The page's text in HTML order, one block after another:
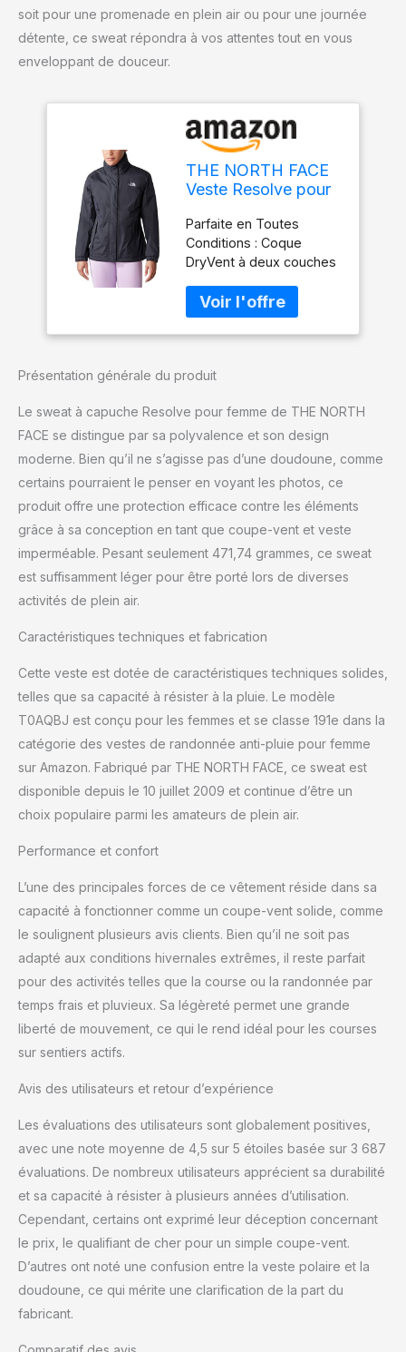
soit pour une promenade en plein air ou pour une journée
détente, ce sweat répondra à vos attentes tout en vous
enveloppant de douceur.
THE NORTH FACE
Veste Resolve pour
XL
Parfaite en Toutes
Conditions : Coque
DryVent à deux couches
et aux coutures scellées,
avec doublure en maille,
idéale pour toutes les
Capuche Entièrement
dotée d'une capuche qui
se range dans le col
Never Stop Exploring:
Tous les produits The
North Face sont conçus
pour le grand air en
tenant compte de la
qualité et du style
Poches à mains
vos objets de valeur
Supplémentaires: Ourlet
réglable avec cordon de
serrage et poignets
Présentation générale du produit
Le sweat à capuche Resolve pour femme de THE NORTH
FACE se distingue par sa polyvalence et son design
moderne. Bien qu’il ne s’agisse pas d’une doudoune, comme
certains pourraient le penser en voyant les photos, ce
produit offre une protection efficace contre les éléments
grâce à sa conception en tant que coupe-vent et veste
imperméable. Pesant seulement 471,74 grammes, ce sweat
est suffisamment léger pour être porté lors de diverses
activités de plein air.
Caractéristiques techniques et fabrication
Cette veste est dotée de caractéristiques techniques solides,
telles que sa capacité à résister à la pluie. Le modèle
T0AQBJ est conçu pour les femmes et se classe 191e dans la
catégorie des vestes de randonnée anti-pluie pour femme
sur Amazon. Fabriqué par THE NORTH FACE, ce sweat est
disponible depuis le 10 juillet 2009 et continue d’être un
choix populaire parmi les amateurs de plein air.
Performance et confort
L’une des principales forces de ce vêtement réside dans sa
capacité à fonctionner comme un coupe-vent solide, comme
le soulignent plusieurs avis clients. Bien qu’il ne soit pas
adapté aux conditions hivernales extrêmes, il reste parfait
pour des activités telles que la course ou la randonnée par
temps frais et pluvieux. Sa légèreté permet une grande
liberté de mouvement, ce qui le rend idéal pour les courses
sur sentiers actifs.
Avis des utilisateurs et retour d’expérience
Les évaluations des utilisateurs sont globalement positives,
avec une note moyenne de 4,5 sur 5 étoiles basée sur 3 687
évaluations. De nombreux utilisateurs apprécient sa durabilité
et sa capacité à résister à plusieurs années d’utilisation.
Cependant, certains ont exprimé leur déception concernant
le prix, le qualifiant de cher pour un simple coupe-vent.
D’autres ont noté une confusion entre la veste polaire et la
doudoune, ce qui mérite une clarification de la part du
fabricant.